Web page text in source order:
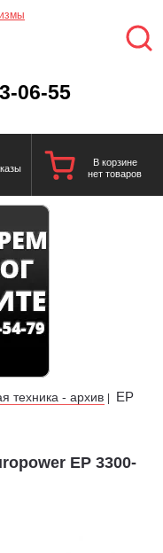
06-55
В корзине
нет товаров
техника - архив |
EP
EP 3300-